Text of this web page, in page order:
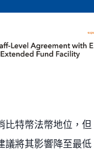
比特幣法幣地位，但
議將其影響降至最低